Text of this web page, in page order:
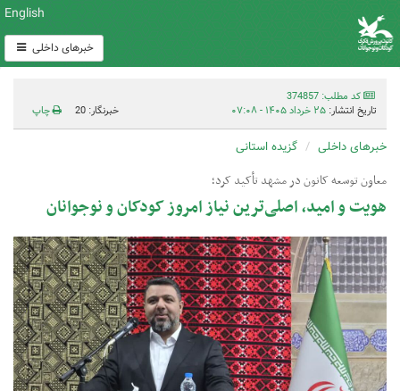
English
خبرهای داخلی
کد مطلب: 374857
تاریخ انتشار: ۲۵ خرداد ۱۴۰۵ - ۰۷:۰۸ خبرنگار: 20 چاپ
خبرهای داخلی گزیده استانی
معاون توسعه کانون در مشهد تأکید کرد؛
هویت و امید، اصلی‌ترین نیاز امروز کودکان و نوجوانان